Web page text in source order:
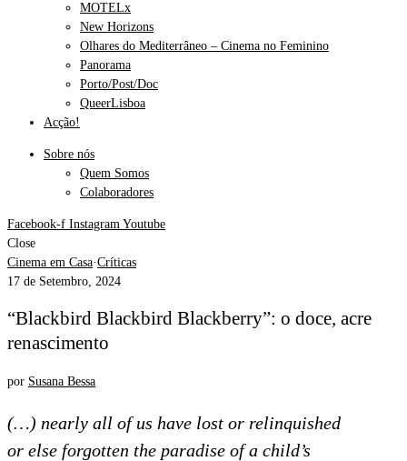
MOTELx
New Horizons
Olhares do Mediterrâneo – Cinema no Feminino
Panorama
Porto/Post/Doc
QueerLisboa
Acção!
Sobre nós
Quem Somos
Colaboradores
Facebook-f Instagram Youtube
Close
Cinema em Casa·Críticas
17 de Setembro, 2024
“Blackbird Blackbird Blackberry”: o doce, acre
renascimento
por Susana Bessa
(…) nearly all of us have lost or relinquished
or else forgotten the paradise of a child’s